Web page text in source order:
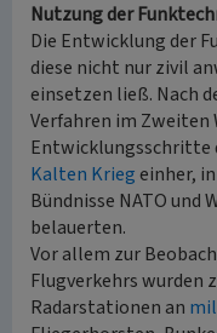
Nutzung der
Die Entwicklung der
diese nicht nur zivil
einsetzen ließ. Nach
Verfahren im
Entwicklungsschritte
Kalten Krieg einher,
Bündnisse NATO und
belauerten.
Vor allem zur
Flugverkehrs wurden
Radarstationen an